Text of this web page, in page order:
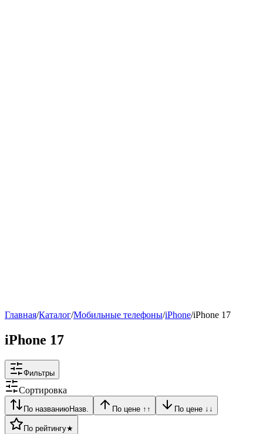
Главная/Каталог/Мобильные телефоны/iPhone/iPhone 17
iPhone 17
Фильтры
Сортировка
По названиюНазв. По цене ↑ ↑ По цене ↓ ↓
По рейтингу★